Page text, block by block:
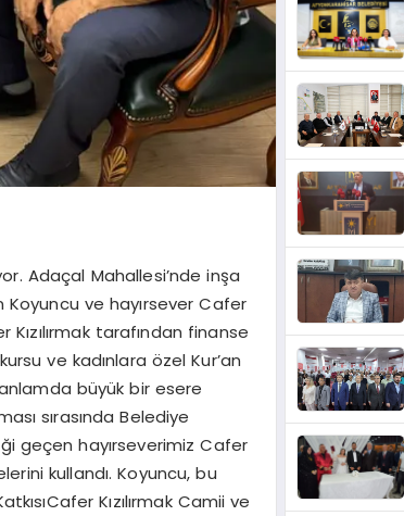
Adaçal Mahallesi’nde inşa
Koyuncu ve hayırsever Cafer
Kızılırmak tarafından finanse
ve kadınlara özel Kur’an
büyük bir esere
sırasında Belediye
geçen hayırseverimiz Cafer
kullandı. Koyuncu, bu
Kızılırmak Camii ve